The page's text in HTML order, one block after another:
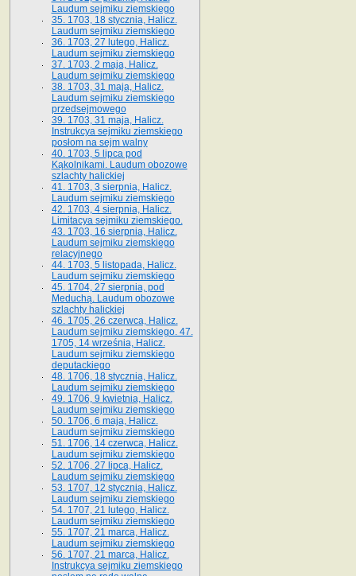
Laudum sejmiku ziemskiego
35. 1703, 18 stycznia, Halicz.
Laudum sejmiku ziemskiego
36. 1703, 27 lutego, Halicz.
Laudum sejmiku ziemskiego
37. 1703, 2 maja, Halicz.
Laudum sejmiku ziemskiego
38. 1703, 31 maja, Halicz.
Laudum sejmiku ziemskiego
przedsejmowego
39. 1703, 31 maja, Halicz.
Instrukcya sejmiku ziemskiego
posłom na sejm walny
40. 1703, 5 lipca pod
Kąkolnikami. Laudum obozowe
szlachty halickiej
41­. 1703, 3 sierpnia, Halicz.
Laudum sejmiku ziemskiego
42. 1703, 4 sierpnia, Halicz.
Limitacya sejmiku ziemskiego.
43. 1703, 16 sierpnia, Halicz.
Laudum sejmiku ziemskiego
relacyjnego
44. 1703, 5 listopada, Halicz.
Laudum sejmiku ziemskiego
45. 1704, 27 sierpnia, pod
Meduchą. Laudum obozowe
szlachty halickiej
46. 1705, 26 czerwca, Halicz.
Laudum sejmiku ziemskiego. 47.
1705, 14 września, Halicz.
Laudum sejmiku ziemskiego
deputackiego
48. 1706, 18 stycznia, Halicz.
Laudum sejmiku ziemskiego
49. 1706, 9 kwietnia, Halicz.
Laudum sejmiku ziemskiego
50. 1706, 6 maja, Halicz.
Laudum sejmiku ziemskiego
51. 1706, 14 czerwca, Halicz.
Laudum sejmiku ziemskiego
52. 1706, 27 lipca, Halicz.
Laudum sejmiku ziemskiego
53. 1707, 12 stycznia, Halicz.
Laudum sejmiku ziemskiego
54. 1707, 21 lutego, Halicz.
Laudum sejmiku ziemskiego
55. 1707, 21 marca, Halicz.
Laudum sejmiku ziemskiego
56. 1707, 21 marca, Halicz.
Instrukcya sejmiku ziemskiego